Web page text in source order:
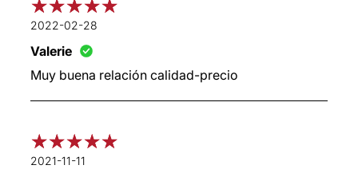
2022-02-28
Valerie
Muy buena relación calidad-precio
2021-11-11